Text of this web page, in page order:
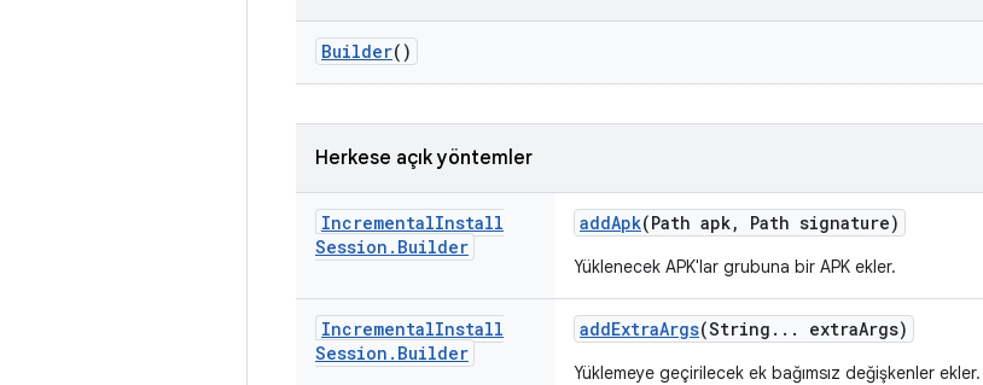
Builder()
Herkese açık yöntemler
IncrementalInstall
Session . Builder
addApk(Path apk, Path signature)
Yüklenecek APK'lar grubuna bir APK ekler.
IncrementalInstall
Session . Builder
addExtraArgs(String . . . extraArgs)
Yüklemeye geçirilecek ek bağımsız değişkenler ekler.